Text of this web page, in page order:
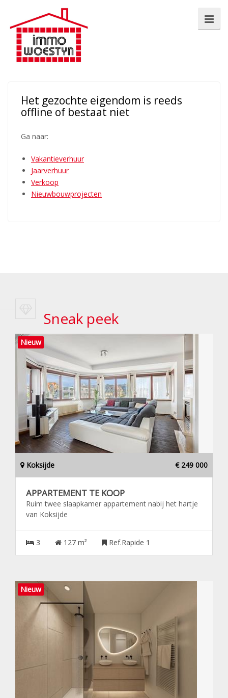
Het gezochte eigendom is reeds
offline of bestaat niet
Ga naar:
Vakantieverhuur
Jaarverhuur
Verkoop
Nieuwbouwprojecten
Sneak peek
Nieuw
Koksijde € 249 000
APPARTEMENT TE KOOP
Ruim twee slaapkamer appartement nabij het hartje
van Koksijde
3 127 m² Ref.Rapide 1
Nieuw